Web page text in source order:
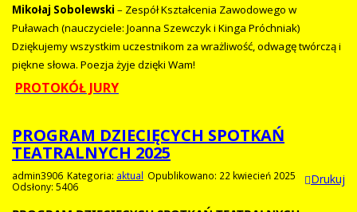
Mikołaj Sobolewski – Zespół Kształcenia Zawodowego w
Puławach (nauczyciele: Joanna Szewczyk i Kinga Próchniak)
Dziękujemy wszystkim uczestnikom za wrażliwość, odwagę twórczą i
piękne słowa. Poezja żyje dzięki Wam!
PROTOKÓŁ JURY
PROGRAM DZIECIĘCYCH SPOTKAŃ
TEATRALNYCH 2025
Drukuj
admin3906 Kategoria: aktual Opublikowano: 22 kwiecień 2025
Odsłony: 5406